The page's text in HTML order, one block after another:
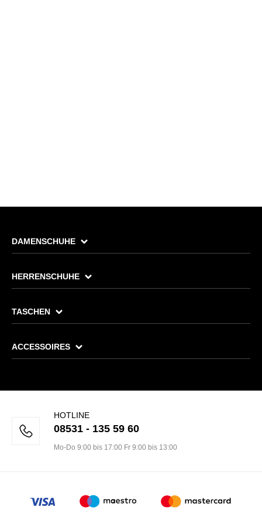
DAMENSCHUHE
HERRENSCHUHE
TASCHEN
ACCESSOIRES
HOTLINE
08531 - 135 59 60
Mo-Do 9:00 bis 17:00 Fr 9:00 bis 13:00